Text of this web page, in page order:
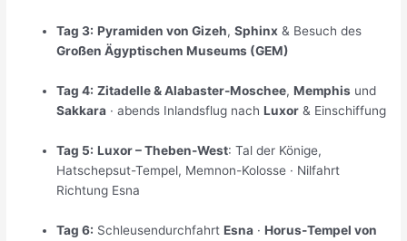
Tag 3: Pyramiden von Gizeh,Sphinx & Besuch des
Großen Ägyptischen Museums (GEM)
Tag 4: Zitadelle & Alabaster-Moschee,Memphis und
Sakkara · abends Inlandsflug nachLuxor & Einschiffung
Tag 5: Luxor – Theben-West: Tal der Könige,
Hatschepsut-Tempel, Memnon-Kolosse · Nilfahrt
Richtung Esna
Tag 6: SchleusendurchfahrtEsna ·Horus-Tempel von